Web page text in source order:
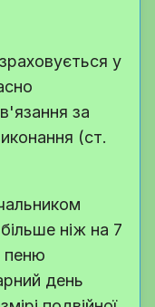
у
за
(ст.
ніж на 7
пеню
день